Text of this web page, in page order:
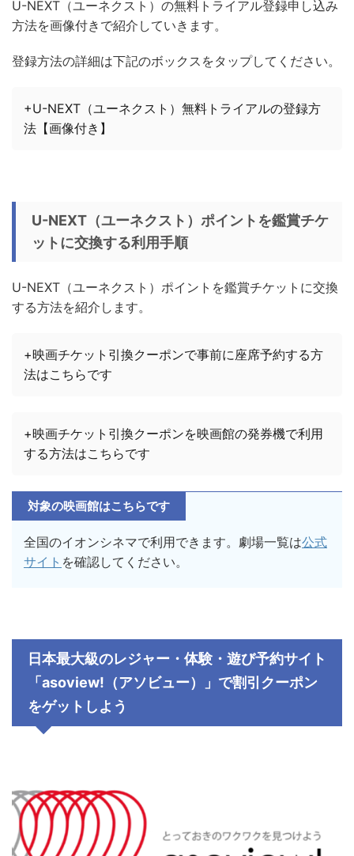
U-NEXT（ユーネクスト）の無料トライアル登録申し込み
方法を画像付きで紹介していきます。
登録方法の詳細は下記のボックスをタップしてください。
+U-NEXT（ユーネクスト）無料トライアルの登録方
法【画像付き】
U-NEXT（ユーネクスト）ポイントを鑑賞チケ
ットに交換する利用手順
U-NEXT（ユーネクスト）ポイントを鑑賞チケットに交換
する方法を紹介します。
+映画チケット引換クーポンで事前に座席予約する方
法はこちらです
+映画チケット引換クーポンを映画館の発券機で利用
する方法はこちらです
対象の映画館はこちらです
全国のイオンシネマで利用できます。劇場一覧は公式
サイト を確認してください。
日本最大級のレジャー・体験・遊び予約サイト
「asoview! （アソビュー）」で割引クーポン
をゲットしよう